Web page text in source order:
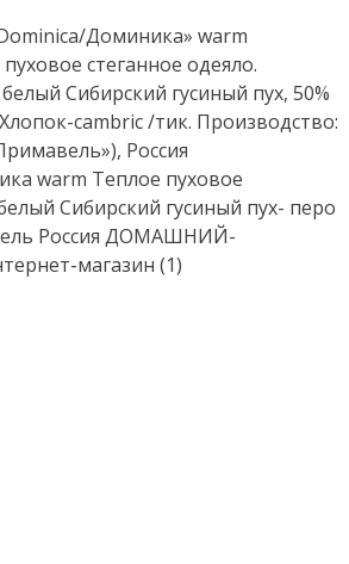
Доминика» warm
стеганное одеяло.
Сибирский гусиный пух, 50%
cambric /тик. Производство:
Россия